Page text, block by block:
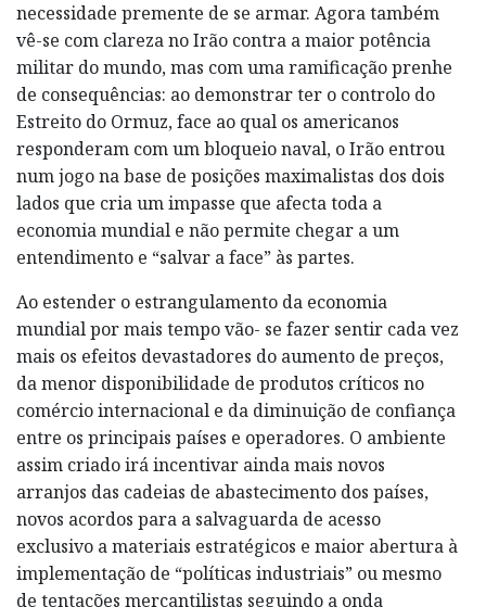
necessidade premente de se armar. Agora também
vê-se com clareza no Irão contra a maior potência
militar do mundo, mas com uma ramificação prenhe
de consequências: ao demonstrar ter o controlo do
Estreito do Ormuz, face ao qual os americanos
responderam com um bloqueio naval, o Irão entrou
num jogo na base de posições maximalistas dos dois
lados que cria um impasse que afecta toda a
economia mundial e não permite chegar a um
entendimento e “salvar a face” às partes.
Ao estender o estrangulamento da economia
mundial por mais tempo vão- se fazer sentir cada vez
mais os efeitos devastadores do aumento de preços,
da menor disponibilidade de produtos críticos no
comércio internacional e da diminuição de confiança
entre os principais países e operadores. O ambiente
assim criado irá incentivar ainda mais novos
arranjos das cadeias de abastecimento dos países,
novos acordos para a salvaguarda de acesso
exclusivo a materiais estratégicos e maior abertura à
implementação de “políticas industriais” ou mesmo
de tentações mercantilistas seguindo a onda